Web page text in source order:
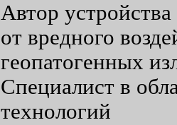
Автор
от вредного
геопатогенных
Специалист в
технологий